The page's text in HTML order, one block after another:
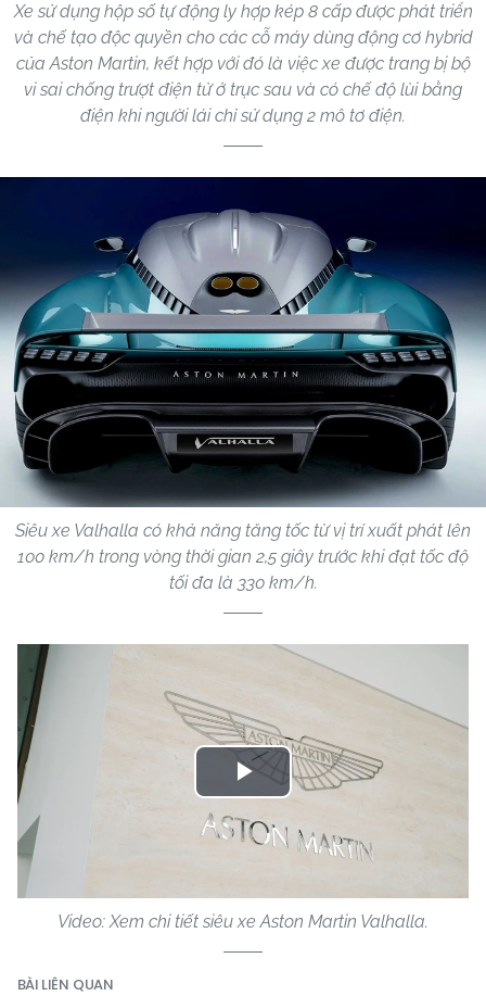
Xe sử dụng hộp số tự động ly hợp kép 8 cấp được phát triển
và chế tạo độc quyền cho các cỗ máy dùng động cơ hybrid
của Aston Martin, kết hợp với đó là việc xe được trang bị bộ
vi sai chống trượt điện tử ở trục sau và có chế độ lùi bằng
điện khi người lái chỉ sử dụng 2 mô tơ điện.
Siêu xe Valhalla có khả năng tăng tốc từ vị trí xuất phát lên
100 km/h trong vòng thời gian 2,5 giây trước khi đạt tốc độ
tối đa là 330 km/h.
Play
Video
Video: Xem chi tiết siêu xe Aston Martin Valhalla.
BÀI LIÊN QUAN